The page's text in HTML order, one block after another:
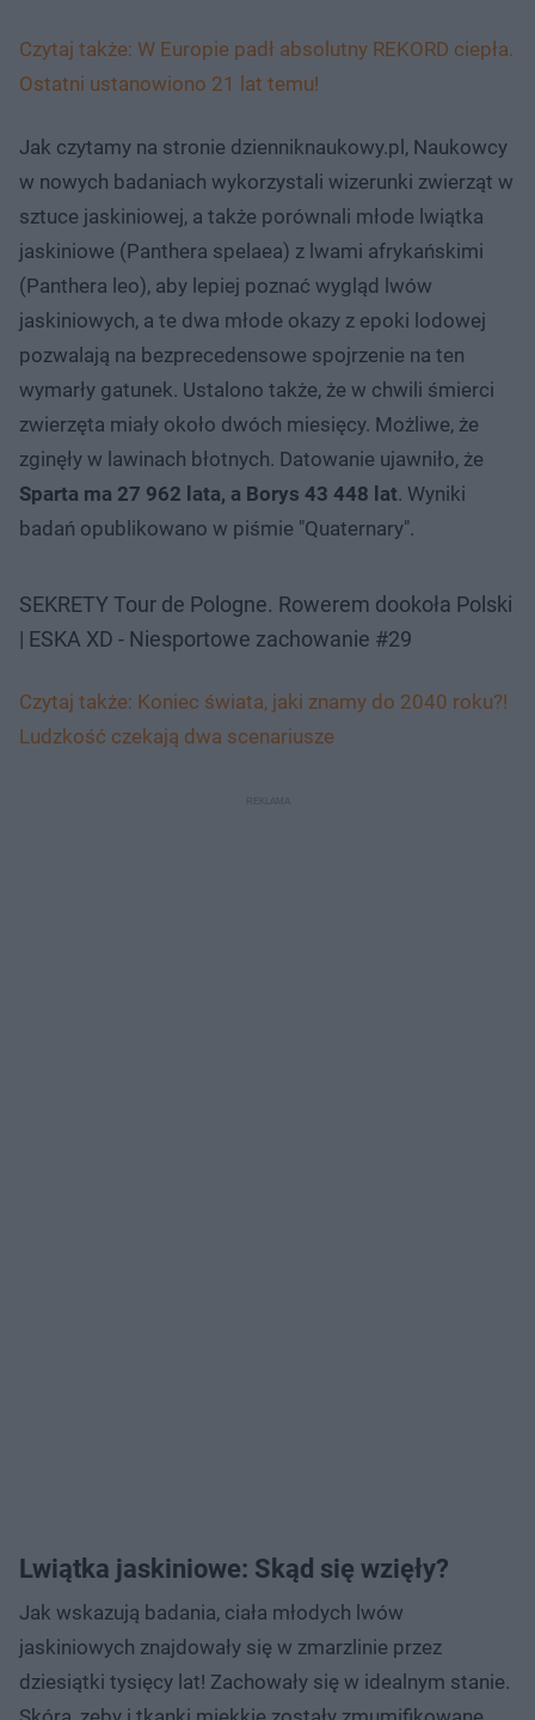
Czytaj także: W Europie padł absolutny REKORD ciepła.
Ostatni ustanowiono 21 lat temu!
Jak czytamy na stronie dzienniknaukowy.pl, Naukowcy
w nowych badaniach wykorzystali wizerunki zwierząt w
sztuce jaskiniowej, a także porównali młode lwiątka
jaskiniowe (Panthera spelaea) z lwami afrykańskimi
(Panthera leo), aby lepiej poznać wygląd lwów
jaskiniowych, a te dwa młode okazy z epoki lodowej
pozwalają na bezprecedensowe spojrzenie na ten
wymarły gatunek. Ustalono także, że w chwili śmierci
zwierzęta miały około dwóch miesięcy. Możliwe, że
zginęły w lawinach błotnych. Datowanie ujawniło, że
Sparta ma 27 962 lata, a Borys 43 448 lat. Wyniki
badań opublikowano w piśmie "Quaternary".
SEKRETY Tour de Pologne. Rowerem dookoła Polski
| ESKA XD - Niesportowe zachowanie #29
Czytaj także: Koniec świata, jaki znamy do 2040 roku?!
Ludzkość czekają dwa scenariusze
Lwiątka jaskiniowe: Skąd się wzięły?
Jak wskazują badania, ciała młodych lwów
jaskiniowych znajdowały się w zmarzlinie przez
dziesiątki tysięcy lat! Zachowały się w idealnym stanie.